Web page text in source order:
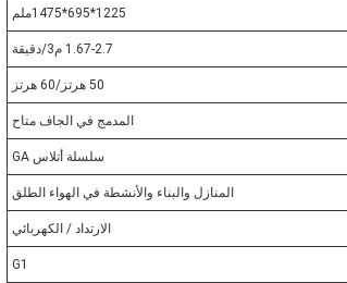
1225*695*1475ملم
1.67-2.7 م3/دقيقة
50 هرتز/60 هرتز
المدمج في الجاف متاح
سلسلة أتلاس GA
المنازل والبناء والأنشطة في الهواء الطلق
الارتداد / الكهربائي
G1